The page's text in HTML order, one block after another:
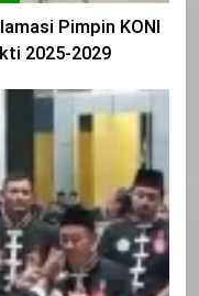
Pimpin KONI
2025-2029